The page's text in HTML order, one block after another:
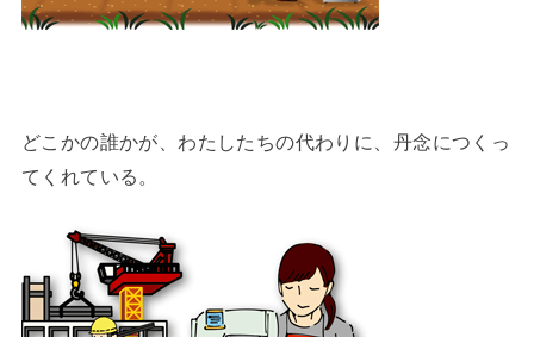
どこかの誰かが、わたしたちの代わりに、丹念につくっ
てくれている。